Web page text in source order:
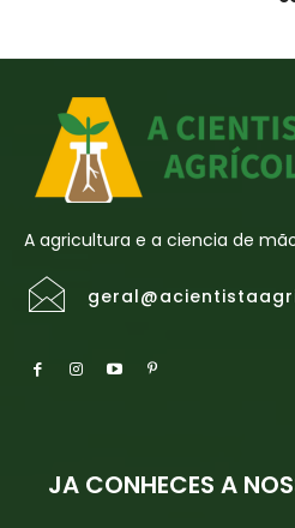
A agricultura e a ciencia de
JA CONHECES A